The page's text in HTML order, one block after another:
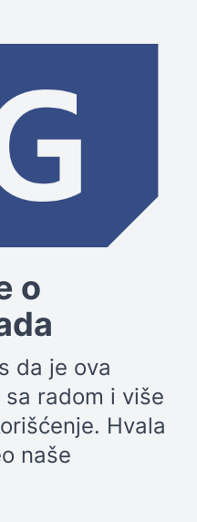
o
da je ova
radom i više
Hvala
naše